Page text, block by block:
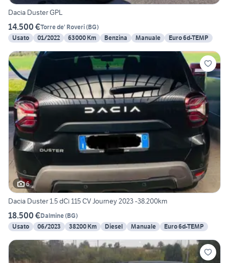
Dacia Duster GPL
14.500 €Torre de' Roveri(BG)
Usato
01/2022 63000 Km Benzina Manuale Euro 6d-TEMP
6
Dacia Duster 1.5 dCi 115 CV Journey 2023 -38.200km
18.500 €Dalmine(BG)
Usato
06/2023 38200 Km Diesel Manuale Euro 6d-TEMP